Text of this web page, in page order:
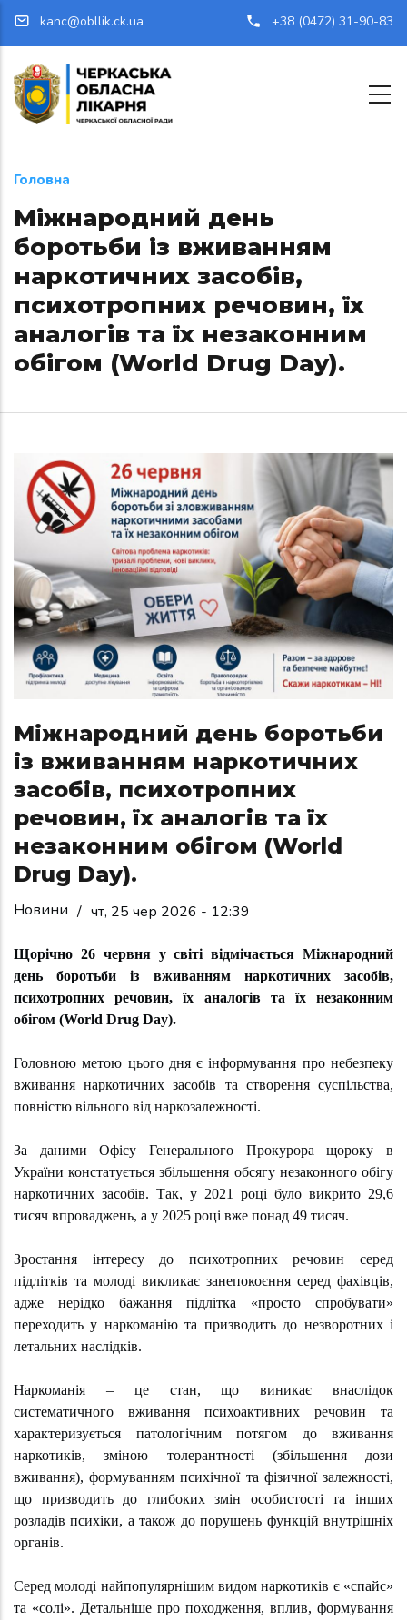
kanc@obllik.ck.ua +38 (0472) 31-90-83
Головна
Міжнародний день
боротьби із вживанням
наркотичних засобів,
психотропних речовин, їх
аналогів та їх незаконним
обігом (World Drug Day).
Міжнародний день боротьби
із вживанням наркотичних
засобів, психотропних
речовин, їх аналогів та їх
незаконним обігом (World
Drug Day).
Новини / чт, 25 чер 2026 - 12:39
Щорічно 26 червня у світі відмічається Міжнародний
день боротьби із вживанням наркотичних засобів,
психотропних речовин, їх аналогів та їх незаконним
обігом (World Drug Day).
Головною метою цього дня є інформування про небезпеку
вживання наркотичних засобів та створення суспільства,
повністю вільного від наркозалежності.
За даними Офісу Генерального Прокурора щороку в
України констатується збільшення обсягу незаконного обігу
наркотичних засобів. Так, у 2021 році було викрито 29,6
тисяч впроваджень, а у 2025 році вже понад 49 тисяч.
Зростання інтересу до психотропних речовин серед
підлітків та молоді викликає занепокоєння серед фахівців,
адже нерідко бажання підлітка «просто спробувати»
переходить у наркоманію та призводить до незворотних і
летальних наслідків.
Наркоманія – це стан, що виникає внаслідок
систематичного вживання психоактивних речовин та
характеризується патологічним потягом до вживання
наркотиків, зміною толерантності (збільшення дози
вживання), формуванням психічної та фізичної залежності,
що призводить до глибоких змін особистості та інших
розладів психіки, а також до порушень функцій внутрішніх
органів.
Серед молоді найпопулярнішим видом наркотиків є «спайс»
та «солі». Детальніше про походження, вплив, формування